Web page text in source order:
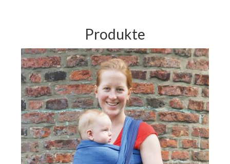
Produkte